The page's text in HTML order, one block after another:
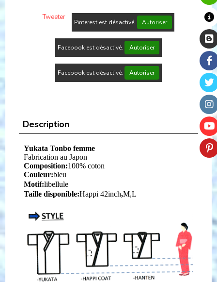
Tweeter
Pinterest est désactivé. Autoriser
Facebook est désactivé. Autoriser
Facebook est désactivé. Autoriser
Description
Yukata Tonbo femme
Fabrication au Japon
Composition:100% coton
Couleur:bleu
Motif:libellule
Taille disponible:Happi 42inch,M,L